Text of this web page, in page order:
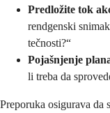
Predložite tok
rendgenski
tečnosti?“
Pojašnjenje
li treba da
Preporuka osigurava da